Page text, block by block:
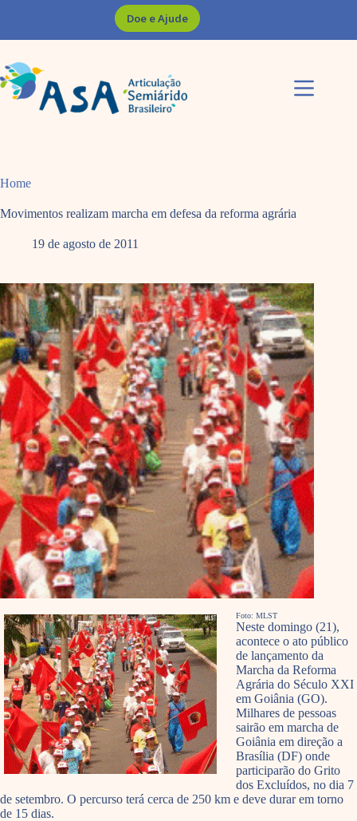
Doe e Ajude
Home
Movimentos realizam marcha em defesa da reforma agrária
19 de agosto de 2011
Foto: MLST
Neste domingo (21),
acontece o ato público
de lançamento da
Marcha da Reforma
Agrária do Século XXI
em Goiânia (GO).
Milhares de pessoas
sairão em marcha de
Goiânia em direção a
Brasília (DF) onde
participarão do Grito
dos Excluídos, no dia 7
de setembro. O percurso terá cerca de 250 km e deve durar em torno
de 15 dias.